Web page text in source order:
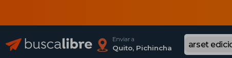
Enviar a
Quito, Pichincha